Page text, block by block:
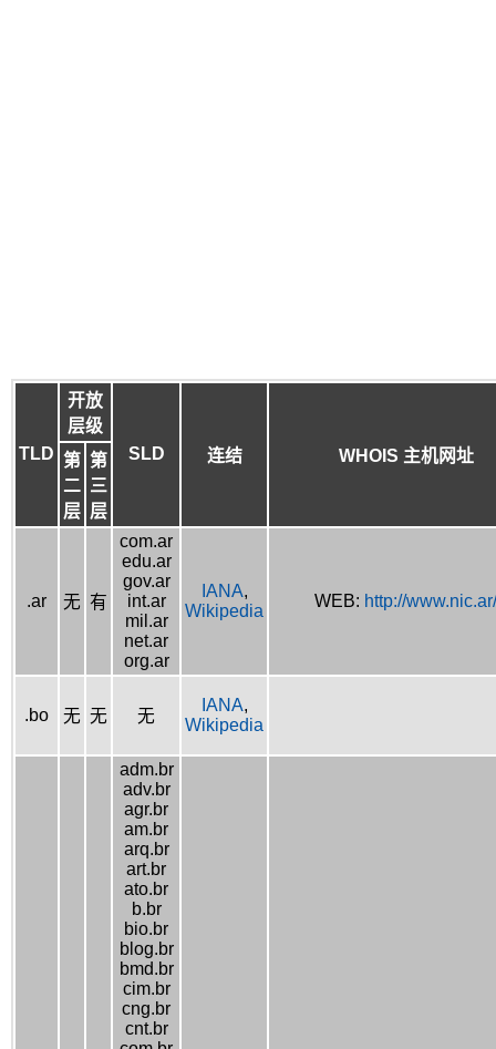
TLD
开放
层级
SLD
连结 WHOIS 主机网址
第
二
层
第
三
层
.ar 无 有
com.ar
edu.ar
gov.ar
int.ar
mil.ar
net.ar
org.ar
IANA,
Wikipedia
WEB: http://www.nic.ar/
.bo 无 无 无
IANA,
Wikipedia
adm.br
adv.br
agr.br
am.br
arq.br
art.br
ato.br
b.br
bio.br
blog.br
bmd.br
cim.br
cng.br
cnt.br